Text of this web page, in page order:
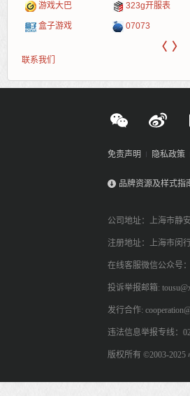
游戏大巴 323g开服表
盒子游戏 07073
〈 〉
联系我们
免责声明 隐私政策
品牌资源及样式指
公司地址：上海市静
注册地址：上海市闵
在线客服微信公众号
投诉举报邮箱:
发行合作:
违法信息举报专线：
版权所有 ©2003-2025